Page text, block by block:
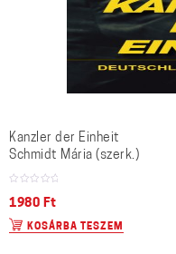
Kanzler der Einheit
Schmidt Mária (szerk.)
1980 Ft
KOSÁRBA TESZEM